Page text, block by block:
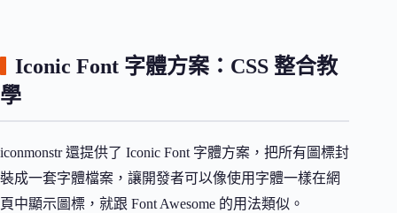
Iconic Font 字體方案：CSS 整合教
學
iconmonstr 還提供了 Iconic Font 字體方案，把所有圖標封
裝成一套字體檔案，讓開發者可以像使用字體一樣在網
頁中顯示圖標，就跟 Font Awesome 的用法類似。